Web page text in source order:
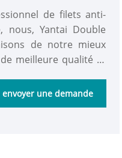
de filets anti-
nous, Yantai Double
de notre mieux
meilleure qualité et
et du commerce,
filet anti-oiseaux en
envoyer une demande